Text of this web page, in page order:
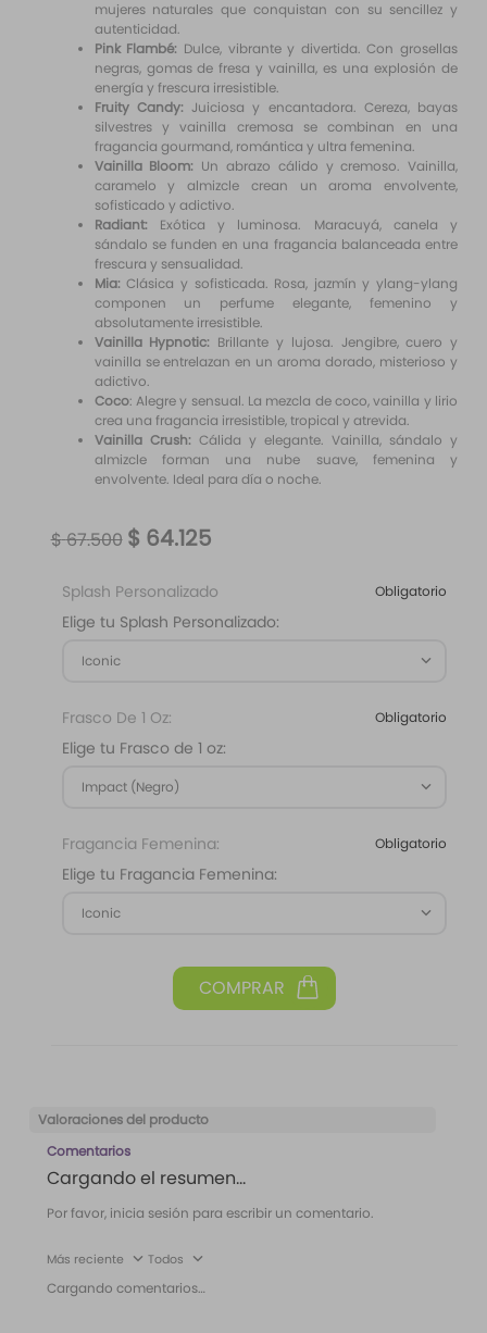
mujeres naturales que conquistan con su sencillez y
autenticidad.
Pink Flambé: Dulce, vibrante y divertida. Con grosellas
negras, gomas de fresa y vainilla, es una explosión de
energía y frescura irresistible.
Fruity Candy: Juiciosa y encantadora. Cereza, bayas
silvestres y vainilla cremosa se combinan en una
fragancia gourmand, romántica y ultra femenina.
Vainilla Bloom: Un abrazo cálido y cremoso. Vainilla,
caramelo y almizcle crean un aroma envolvente,
sofisticado y adictivo.
Radiant: Exótica y luminosa. Maracuyá, canela y
sándalo se funden en una fragancia balanceada entre
frescura y sensualidad.
Mia: Clásica y sofisticada. Rosa, jazmín y ylang-ylang
componen un perfume elegante, femenino y
absolutamente irresistible.
Vainilla Hypnotic: Brillante y lujosa. Jengibre, cuero y
vainilla se entrelazan en un aroma dorado, misterioso y
adictivo.
Coco: Alegre y sensual. La mezcla de coco, vainilla y lirio
crea una fragancia irresistible, tropical y atrevida.
Vainilla Crush: Cálida y elegante. Vainilla, sándalo y
almizcle forman una nube suave, femenina y
envolvente. Ideal para día o noche.
$67.500 $ 64.125
Splash Personalizado Obligatorio
Elige tu Splash Personalizado:
Iconic
Frasco De 1 Oz: Obligatorio
Elige tu Frasco de 1 oz:
Impact (Negro)
Fragancia Femenina: Obligatorio
Elige tu Fragancia Femenina:
Iconic
Valoraciones del producto
Comentarios
Cargando el resumen…
Por favor, inicia sesión para escribir un comentario.
Más reciente Todos
Cargando comentarios…